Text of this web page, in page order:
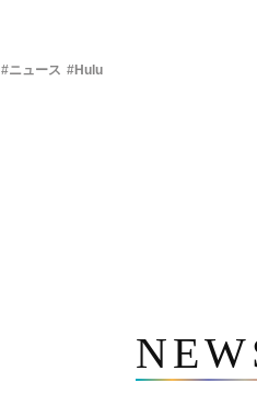
#ニュース #Hulu